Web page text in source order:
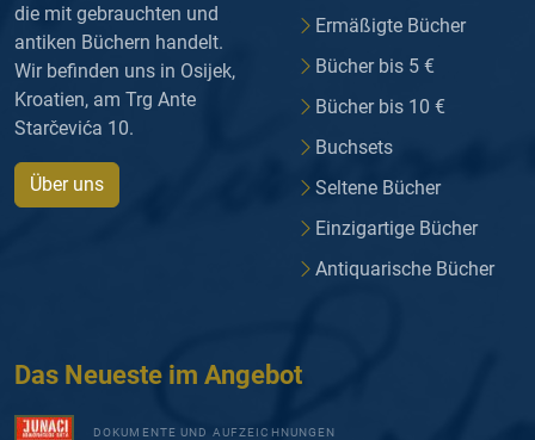
die mit gebrauchten und
antiken Büchern handelt.
Wir befinden uns in Osijek,
Kroatien, am Trg Ante
Starčevića 10.
Über uns
Ermäßigte Bücher
Bücher bis 5 €
Bücher bis 10 €
Buchsets
Seltene Bücher
Einzigartige Bücher
Antiquarische Bücher
Das Neueste im Angebot
DOKUMENTE UND AUFZEICHNUNGEN